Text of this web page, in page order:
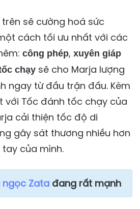
sẽ cường hoá sức
cách tối ưu nhất với các
công phép, xuyên giáp
chạy sẽ cho Marja lượng
ngay từ đầu trận đấu. Kèm
với Tốc đánh tốc chạy của
cải thiện tốc độ di
gây sát thương nhiều hơn
của mình.
ngọc Zata đang rất mạnh